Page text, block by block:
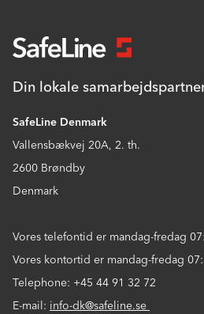
Din lokale
SafeLine Denmark
Vallensbækvej 20A, 2. th.
2600 Brøndby
Denmark
Vores telefontid er mandag-fredag
Vores kontortid er mandag-fredag
Telephone: +45 44 91 32 72
E-mail: info-dk@safeline.se